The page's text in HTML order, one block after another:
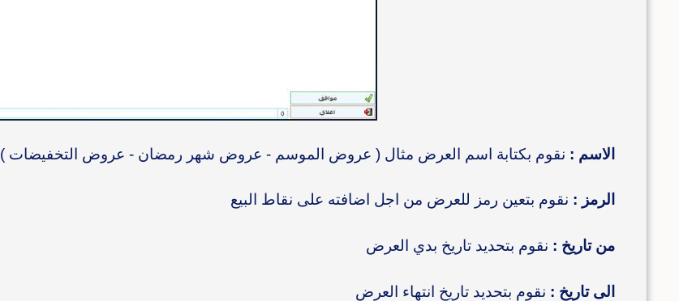
الاسم : نقوم بكتابة اسم العرض مثال ( عروض الموسم - عروض شهر رمضان - عروض التخفيضات )
الرمز : نقوم بتعين رمز للعرض من اجل اضافته على نقاط البيع
من تاريخ : نقوم بتحديد تاريخ بدي العرض
الى تاريخ : نقوم بتحديد تاريخ انتهاء العرض